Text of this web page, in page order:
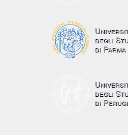
degli
di Parma
degli
di